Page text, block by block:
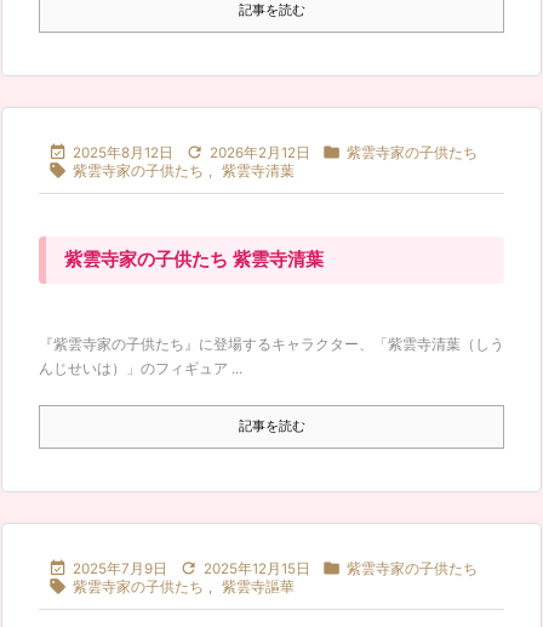
記事を読む
 2025年8月12日  2026年2月12日  紫雲寺家の子供たち
 紫雲寺家の子供たち , 紫雲寺清葉
紫雲寺家の子供たち 紫雲寺清葉
『紫雲寺家の子供たち』に登場するキャラクター、「紫雲寺清葉（しう
んじせいは）」のフィギュア ...
記事を読む
 2025年7月9日  2025年12月15日  紫雲寺家の子供たち
 紫雲寺家の子供たち , 紫雲寺謳華